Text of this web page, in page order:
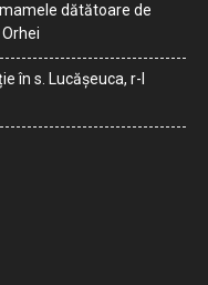
dătătoare de
în s. Lucășeuca, r-l